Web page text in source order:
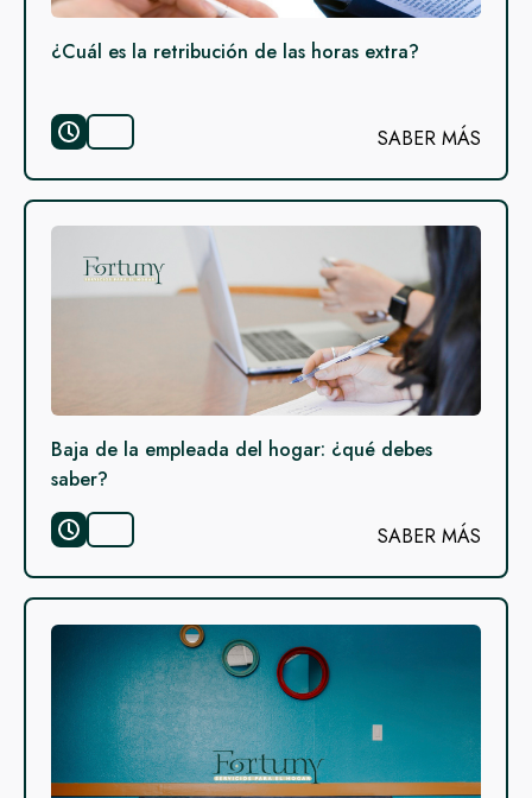
¿Cuál es la retribución de las horas extra?
SABER MÁS
Baja de la empleada del hogar: ¿qué debes
saber?
SABER MÁS